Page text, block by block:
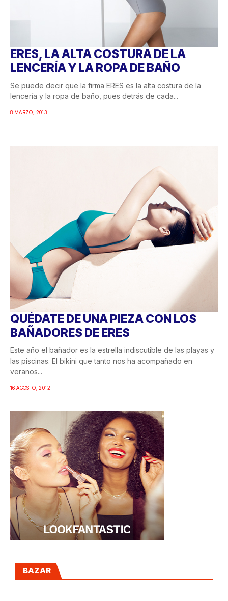
ERES, LA ALTA COSTURA DE LA
LENCERÍA Y LA ROPA DE BAÑO
Se puede decir que la firma ERES es la alta costura de la
lencería y la ropa de baño, pues detrás de cada...
8 MARZO, 2013
QUÉDATE DE UNA PIEZA CON LOS
BAÑADORES DE ERES
Este año el bañador es la estrella indiscutible de las playas y
las piscinas. El bikini que tanto nos ha acompañado en
veranos...
16 AGOSTO, 2012
BAZAR